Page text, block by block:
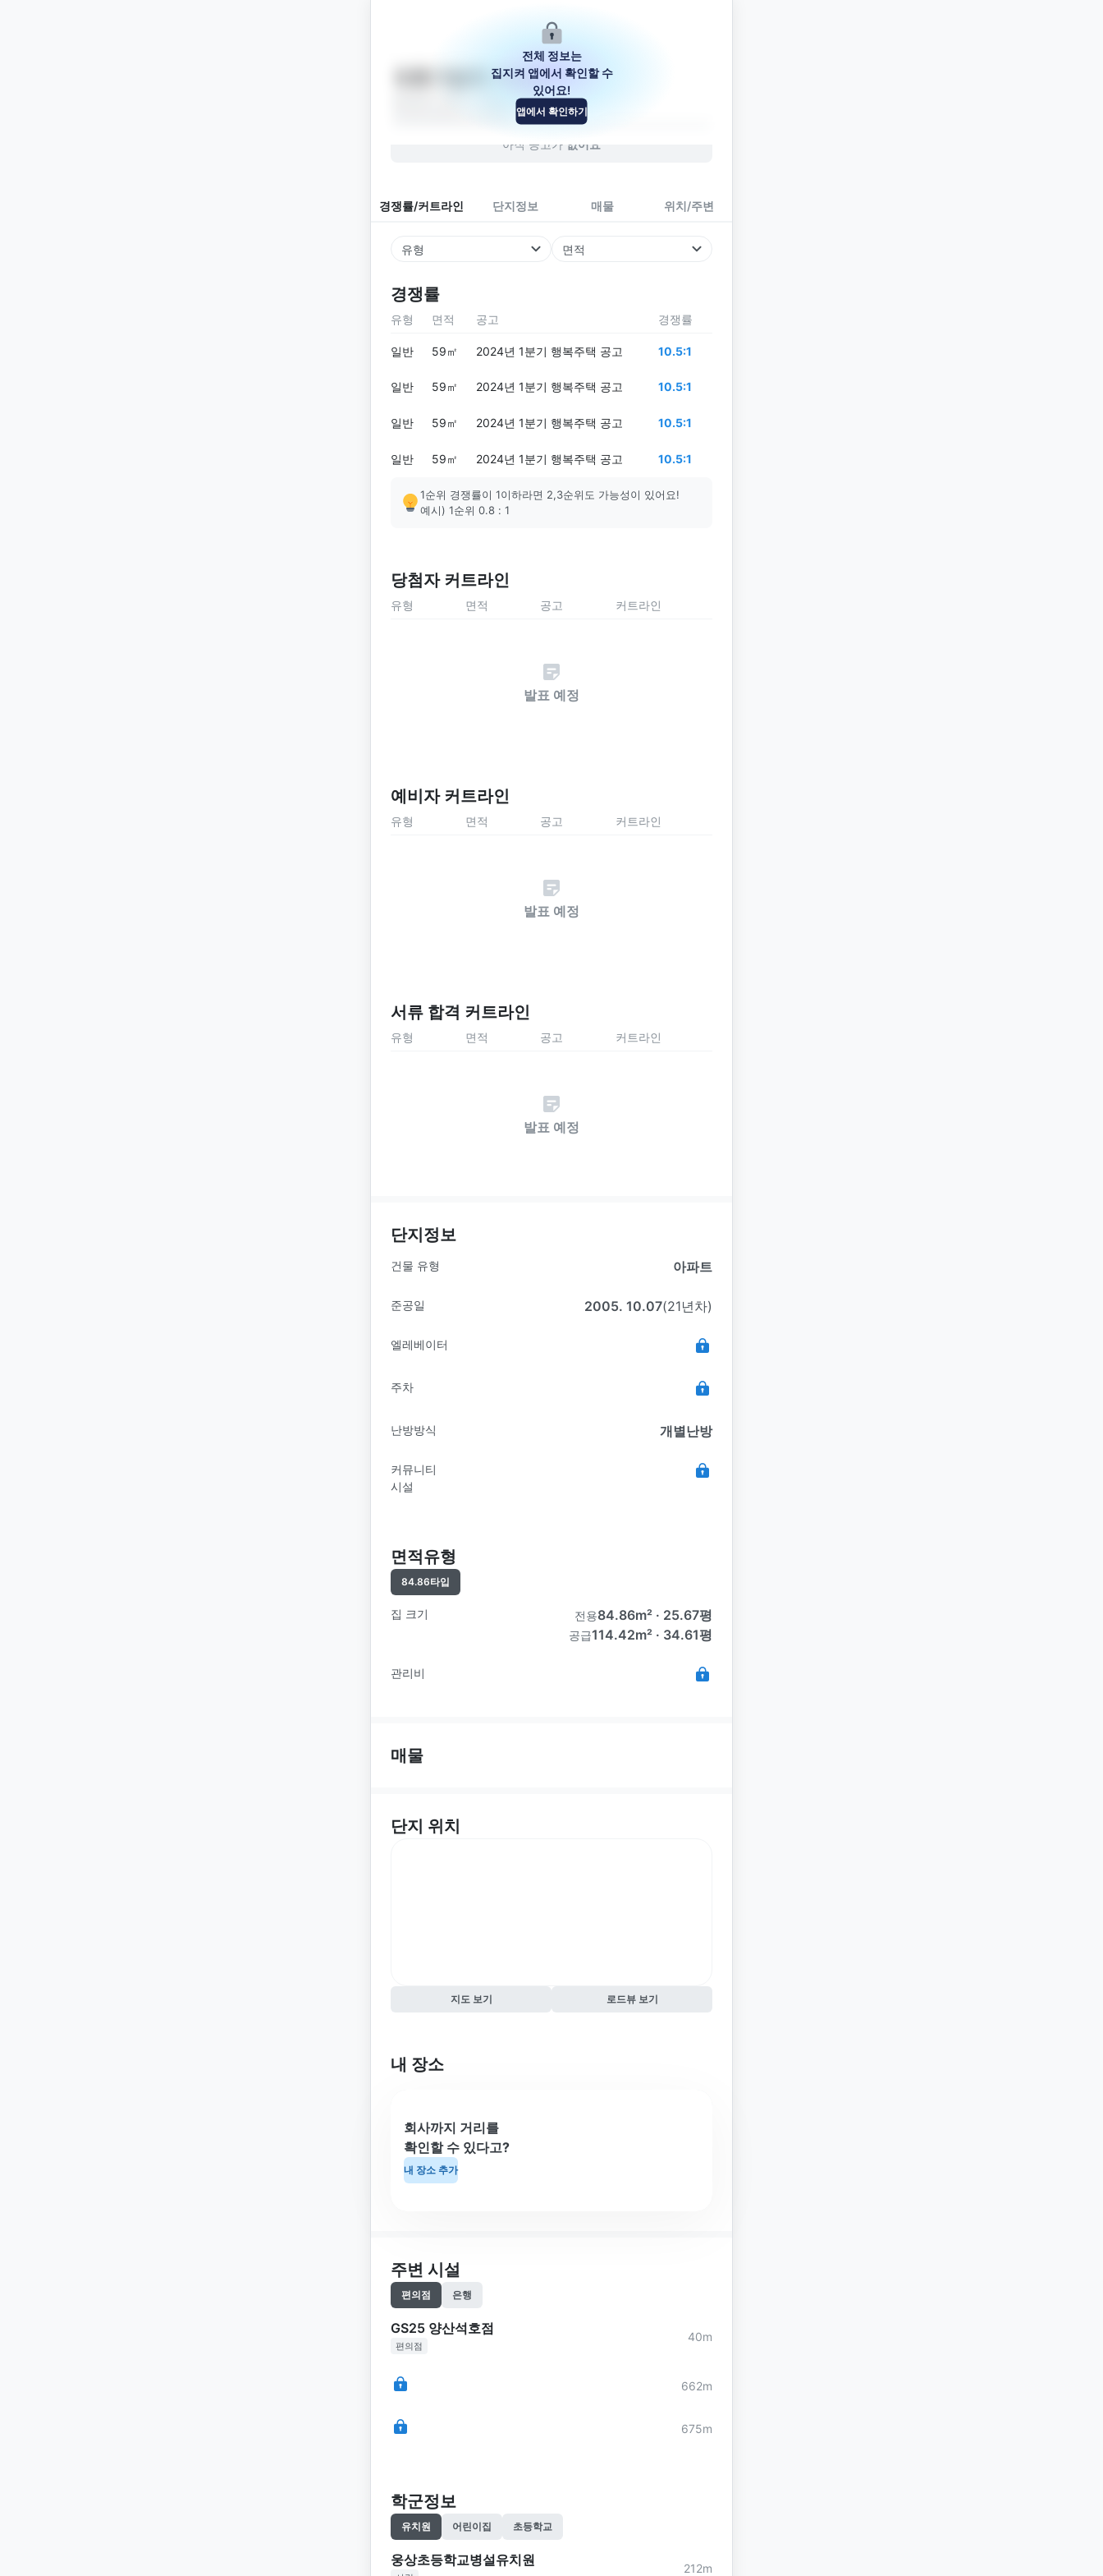
석호가람휘아파트
경상남도 양산시 덕명로 320
아직 공고가 없어요
경쟁률/커트라인 단지정보 매물 위치/주변
유형 면적
경쟁률
전체 정보는
집지켜 앱에서 확인할 수
있어요!
앱에서 확인하기
유형 면적 공고 경쟁률
일반 59㎡ 2024년 1분기 행복주택 공고 10.5:1
일반 59㎡ 2024년 1분기 행복주택 공고 10.5:1
일반 59㎡ 2024년 1분기 행복주택 공고 10.5:1
일반 59㎡ 2024년 1분기 행복주택 공고 10.5:1
1순위 경쟁률이 1이하라면 2,3순위도 가능성이 있어요!
예시) 1순위 0.8 : 1
당첨자 커트라인
유형 면적 공고 커트라인
발표 예정
예비자 커트라인
유형 면적 공고 커트라인
발표 예정
서류 합격 커트라인
유형 면적 공고 커트라인
발표 예정
단지정보
건물 유형 아파트
준공일 2005. 10.07(21년차)
엘레베이터
주차
난방방식 개별난방
커뮤니티
시설
면적유형
84.86타입
집 크기 전용84.86m² · 25.67평
공급114.42m² · 34.61평
관리비
매물
단지 위치
지도 보기 로드뷰 보기
내 장소
회사까지 거리를
확인할 수 있다고?
내 장소 추가
주변 시설
편의점 은행
GS25 양산석호점
편의점
40m
662m
675m
학군정보
유치원 어린이집 초등학교
웅상초등학교병설유치원 212m